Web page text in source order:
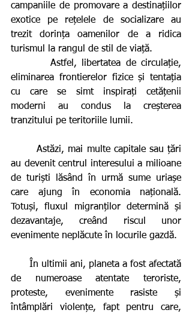
campaniile de promovare a destinațiilor
exotice pe rețelele de socializare au
trezit dorința oamenilor de a ridica
turismul la rangul de stil de viață.
        Astfel, libertatea de circulație,
eliminarea frontierelor fizice și tentația
cu care se simt inspirați cetățenii
moderni au condus la creșterea
tranzitului pe teritoriile lumii.
       Astăzi, mai multe capitale sau țări
au devenit centrul interesului a milioane
de turiști lăsând în urmă sume uriașe
care ajung în economia națională.
Totuși, fluxul migranților determină și
dezavantaje, creând riscul unor
de numeroase atentate teroriste,
proteste, evenimente rasiste și
întâmplări violențe, fapt pentru care,